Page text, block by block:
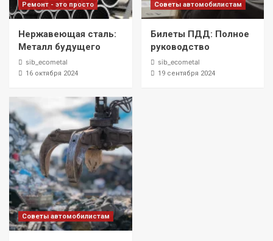
Ремонт - это просто
Нержавеющая сталь:
Металл будущего
sib_ecometal
16 октября 2024
Советы автомобилистам
Билеты ПДД: Полное
руководство
sib_ecometal
19 сентября 2024
Советы автомобилистам